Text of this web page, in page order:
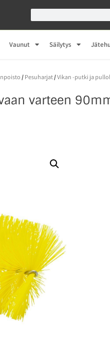
Vaunut Säilytys
/ Pesuharjat/Vikan -putki ja
varteen